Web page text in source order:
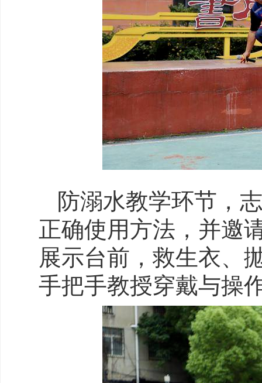
防溺水教学环节，
正确使用方法，并邀
展示台前，救生衣、
手把手教授穿戴与操